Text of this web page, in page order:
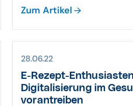
Zum Artikel
28.06.22
E-Rezept-
Digitalisierung im
vorantreiben